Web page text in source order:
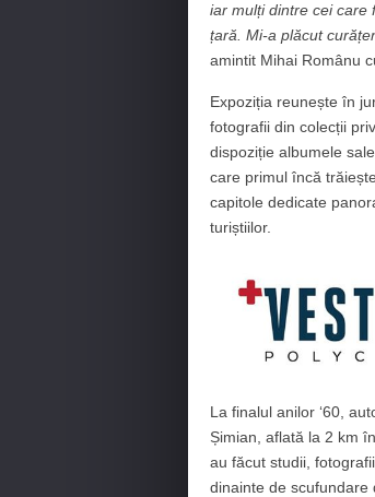
iar mulți dintre cei care
țară. Mi-a plăcut
amintit Mihai Românu
Expoziția reunește în
fotografii din colecții
dispoziție albumele
care primul încă
capitole dedicate
turiștiilor.
La finalul anilor ‘60,
Șimian, aflată la 2 km
au făcut studii,
dinainte de scufundare